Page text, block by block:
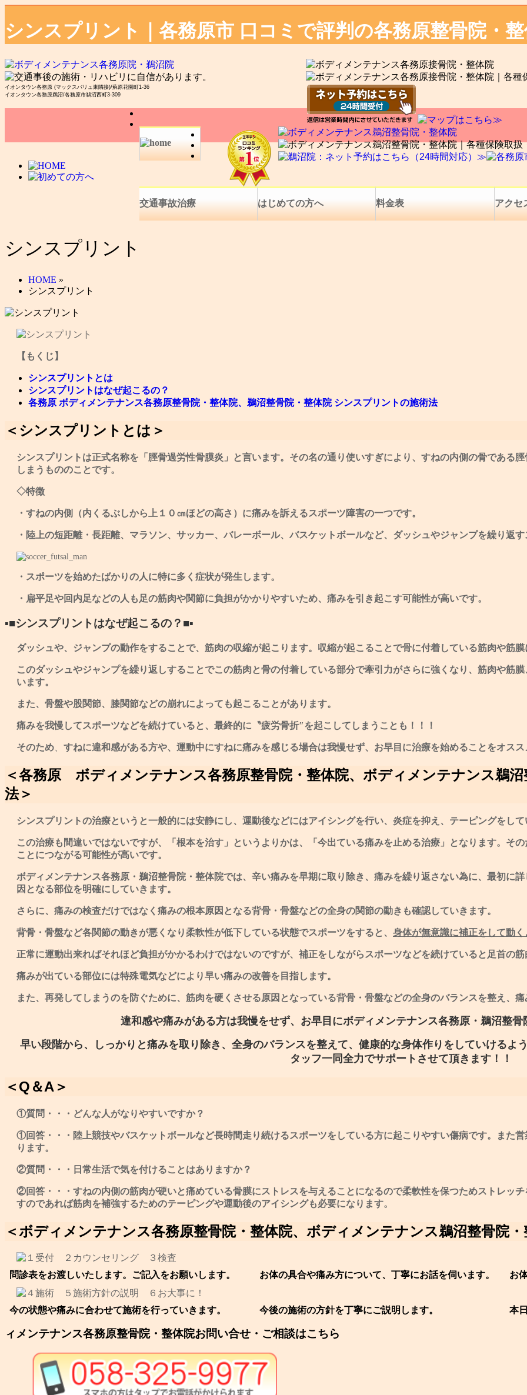
シンスプリント｜各務原市 口コミで評判の各務原整骨院・
イオンタウン各務原 (マックスバリュ東隣接)/蘇原花園町1-36
イオンタウン各務原鵜沼/各務原市鵜沼西町3-309
交通事故治療 はじめての方へ 料金表 アクセ
シンスプリント
HOME »
シンスプリント
【もくじ】
シンスプリントとは
シンスプリントはなぜ起こるの？
各務原 ボディメンテナンス各務原整骨院・整体院、鵜沼整骨院・整体院 シンスプリントの施術法
＜シンスプリントとは＞
シンスプリントは正式名称を「脛骨過労性骨膜炎」と言います。その名の通り使いすぎにより、すねの内側の骨である
しまうもののことです。
◇特徴
・すねの内側（内くるぶしから上１０㎝ほどの高さ）に痛みを訴えるスポーツ障害の一つです。
・陸上の短距離・長距離、マラソン、サッカー、バレーボール、バスケットボールなど、ダッシュやジャンプを繰り返
・スポーツを始めたばかりの人に特に多く症状が発生します。
・扁平足や回内足などの人も足の筋肉や関節に負担がかかりやすいため、痛みを引き起こす可能性が高いです。
▪■シンスプリントはなぜ起こるの？■▪
ダッシュや、ジャンプの動作をすることで、筋肉の収縮が起こります。収縮が起こることで骨に付着している筋肉や筋
このダッシュやジャンプを繰り返しすることでこの筋肉と骨の付着している部分で牽引力がさらに強くなり、筋肉や筋
います。
また、骨盤や股関節、膝関節などの崩れによっても起こることがあります。
痛みを我慢してスポーツなどを続けていると、最終的に〝疲労骨折″を起こしてしまうことも！！！
そのため すねに違和感がある方や、運動中にすねに痛みを感じる場合は我慢せず、お早目に治療を始めることをオス
＜各務原 ボディメンテナンス各務原整骨院・整体院、ボディメンテナンス鵜
法＞
シンスプリントの治療というと一般的には安静にし、運動後などにはアイシングを行い、炎症を抑え、テーピングをし
この治療も間違いではないですが、「根本を治す」というよりかは、「今出ている痛みを止める治療」となります。そ
ことにつながる可能性が高いです。
ボディメンテナンス各務原・鵜沼整骨院・整体院では、辛い痛みを早期に取り除き、痛みを繰り返さない為に、最初に
因となる部位を明確にしていきます。
さらに、痛みの検査だけではなく痛みの根本原因となる背骨・骨盤などの全身の関節の動きも確認していきます。
背骨・骨盤など各関節の動きが悪くなり柔軟性が低下している状態でスポーツをすると、 身体が無意識に補正をして動く
正常に運動出来ればそれほど負担がかかるわけではないのですが、補正をしながらスポーツなどを続けていると足首の
痛みが出ている部位には特殊電気などにより早い痛みの改善を目指します。
また、再発してしまうのを防ぐために、筋肉を硬くさせる原因となっている背骨・骨盤などの全身のバランスを整え、
違和感や痛みがある方は我慢をせず、お早目にボディメンテナンス各務原・鵜沼整
早い段階から、しっかりと痛みを取り除き、全身のバランスを整えて、健康的な身体作りをしていけるよ
タッフ一同全力でサポートさせて頂きます！！
＜Q＆A＞
①質問・・・どんな人がなりやすいですか？
①回答・・・陸上競技やバスケットボールなど長時間走り続けるスポーツをしている方に起こりやすい傷病です。また
ります。
②質問・・・日常生活で気を付けることはありますか？
②回答・・・すねの内側の筋肉が硬いと痛めている骨膜にストレスを与えることになるので柔軟性を保つためストレッ
すのであれば筋肉を補強するためのテーピングや運動後のアイシングも必要になります。
＜ボディメンテナンス各務原整骨院・整体院、ボディメンテナンス鵜沼整骨院
問診表をお渡しいたします。ご記入をお願いします。 お体の具合や痛み方について、丁寧にお話を伺います。 お
今の状態や痛みに合わせて施術を行っていきます。 今後の施術の方針を丁寧にご説明します。 本
ィメンテナンス各務原整骨院・整体院お問い合せ・ご相談はこちら